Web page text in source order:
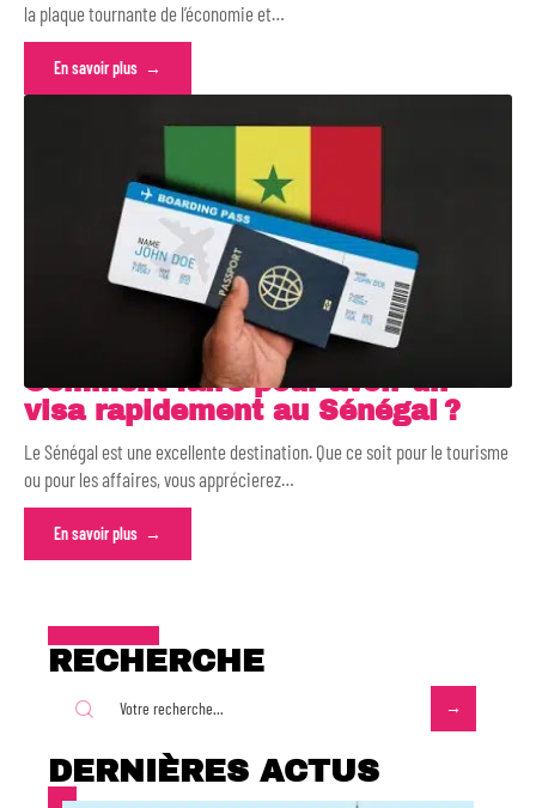
la plaque tournante de l’économie et…
En savoir plus
Comment faire pour avoir un
visa rapidement au Sénégal ?
Le Sénégal est une excellente destination. Que ce soit pour le tourisme
ou pour les affaires, vous apprécierez…
En savoir plus
RECHERCHE
DERNIÈRES ACTUS